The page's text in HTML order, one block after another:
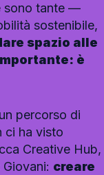
sono tante —
sostenibile,
spazio alle
è
percorso di
ci ha visto
Creative Hub,
creare